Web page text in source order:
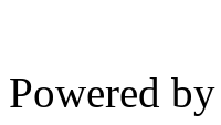
Powered by